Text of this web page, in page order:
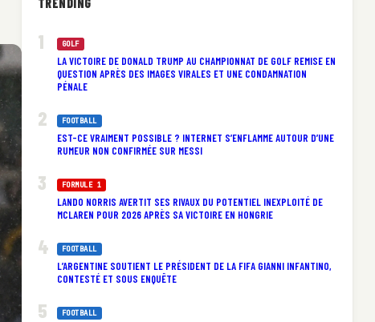
TRENDING
GOLF
LA VICTOIRE DE DONALD TRUMP AU CHAMPIONNAT DE GOLF REMISE EN
QUESTION APRÈS DES IMAGES VIRALES ET UNE CONDAMNATION
PÉNALE
FOOTBALL
EST-CE VRAIMENT POSSIBLE ? INTERNET S’ENFLAMME AUTOUR D’UNE
RUMEUR NON CONFIRMÉE SUR MESSI
FORMULE 1
LANDO NORRIS AVERTIT SES RIVAUX DU POTENTIEL INEXPLOITÉ DE
MCLAREN POUR 2026 APRÈS SA VICTOIRE EN HONGRIE
FOOTBALL
L’ARGENTINE SOUTIENT LE PRÉSIDENT DE LA FIFA GIANNI INFANTINO,
CONTESTÉ ET SOUS ENQUÊTE
FOOTBALL